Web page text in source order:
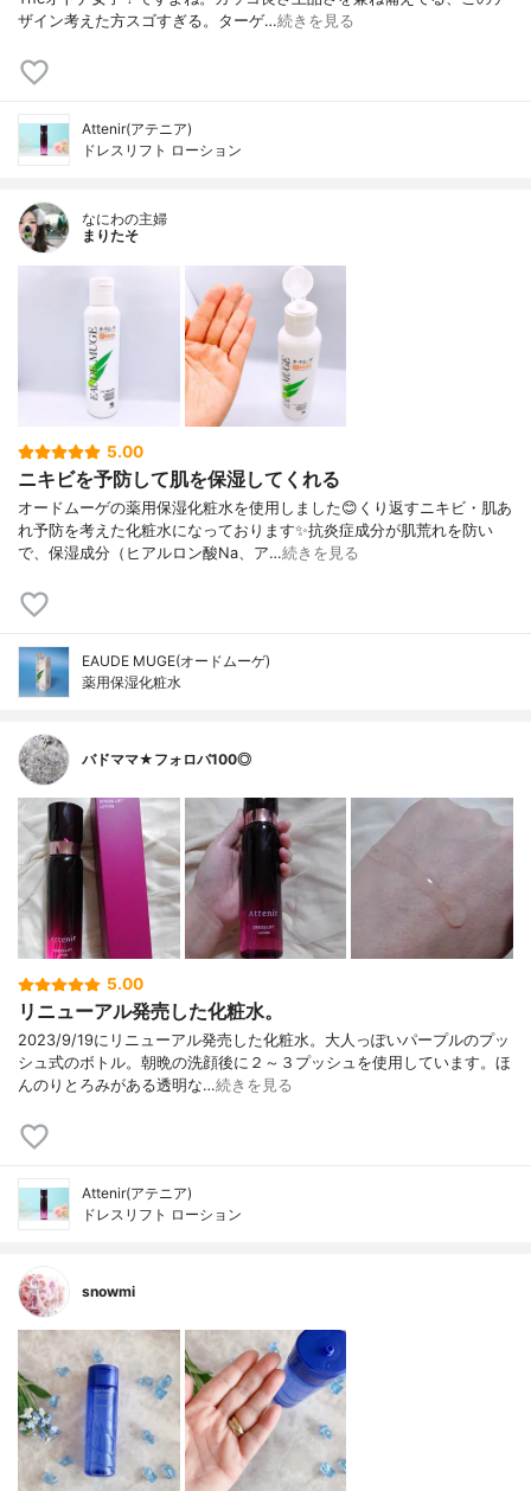
ザイン考えた方スゴすぎる。ターゲ…続きを見る
Attenir(アテニア)
ドレスリフト ローション
なにわの主婦
まりたそ
5.00
ニキビを予防して肌を保湿してくれる
オードムーゲの薬用保湿化粧水を使用しました😊くり返すニキビ・肌あ
れ予防を考えた化粧水になっております✨抗炎症成分が肌荒れを防い
で、保湿成分（ヒアルロン酸Na、ア…続きを見る
EAUDE MUGE(オードムーゲ)
薬用保湿化粧水
バドママ★フォロバ100◎
5.00
リニューアル発売した化粧水。
2023/9/19にリニューアル発売した化粧水。大人っぽいパープルのプッ
シュ式のボトル。朝晩の洗顔後に２～３プッシュを使用しています。ほ
んのりとろみがある透明な…続きを見る
Attenir(アテニア)
ドレスリフト ローション
snowmi